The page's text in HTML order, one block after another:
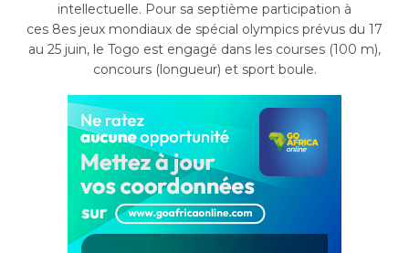
intellectuelle. Pour sa septième participation à
ces 8es jeux mondiaux de spécial olympics prévus du 17
au 25 juin, le Togo est engagé dans les courses (100 m),
concours (longueur) et sport boule.